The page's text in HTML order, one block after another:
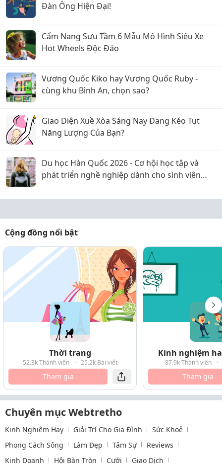
Đàn Ông Hiện Đại!
Cẩm Nang Sưu Tầm 6 Mẫu Mô Hình Siêu Xe
Hot Wheels Độc Đáo
Vương Quốc Kiko hay Vương Quốc Ruby -
cùng khu Bình An, chọn sao?
Giao Diện Xuề Xòa Sáng Nay Đang Kéo Tụt
Năng Lượng Của Bạn?
Du học Hàn Quốc 2026 - Cơ hội học tập và
phát triển nghề nghiệp dành cho sinh viên
Cộng đồng nổi bật
Thời trang
52.3k Thành viên · 25.2k Bài viết
Tham gia
Kinh nghiệm
87.9k Thành viên ·
Tham gia
Chuyên mục Webtretho
Kinh Nghiệm Hay Giải Trí Cho Gia Đình
Sức Khoẻ
Phong Cách Sống
Làm Đẹp Tâm Sự
Reviews
Kinh Doanh
Hội Bàn Tròn Cưới Giao Dịch